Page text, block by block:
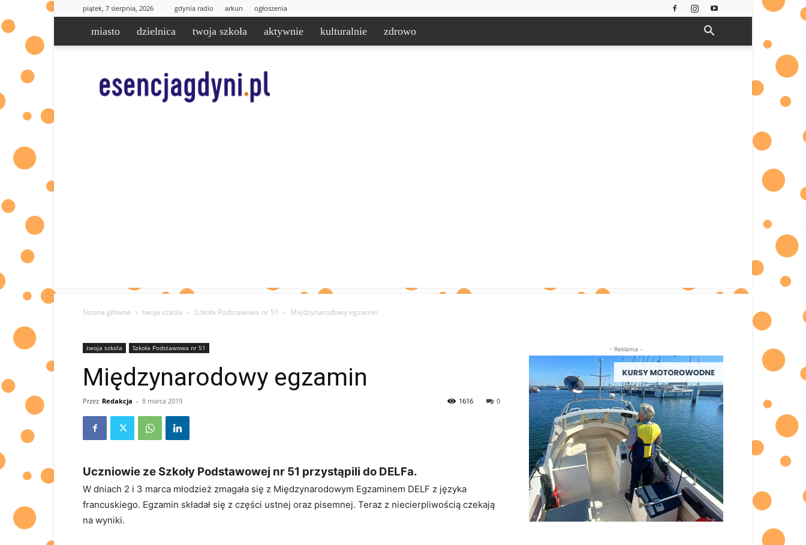
piątek, 7 sierpnia, 2026 gdynia radio arkun ogłoszenia
miasto dzielnica twoja szkoła aktywnie kulturalnie zdrowo
|
informacje
Strona główna twoja szkola Szkoła Podstawowa nr 51 Międzynarodowy egzamin
twoja szkola Szkoła Podstawowa nr 51
Międzynarodowy egzamin
Przez Redakcja - 8 marca 2019 0
1616
Uczniowie ze Szkoły Podstawowej nr 51 przystąpili do DELFa.
W dniach 2 i 3 marca młodzież zmagała się z Międzynarodowym Egzaminem DELF z języka
francuskiego. Egzamin składał się z części ustnej oraz pisemnej. Teraz z niecierpliwością czekają
na wyniki.
- Reklama -